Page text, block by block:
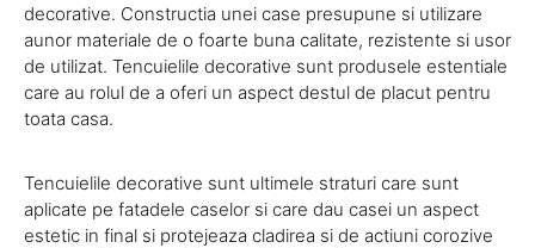
decorative. Constructia unei case presupune si utilizare
aunor materiale de o foarte buna calitate, rezistente si usor
de utilizat. Tencuielile decorative sunt produsele estentiale
care au rolul de a oferi un aspect destul de placut pentru
toata casa.
Tencuielile decorative sunt ultimele straturi care sunt
aplicate pe fatadele caselor si care dau casei un aspect
estetic in final si protejeaza cladirea si de actiuni corozive